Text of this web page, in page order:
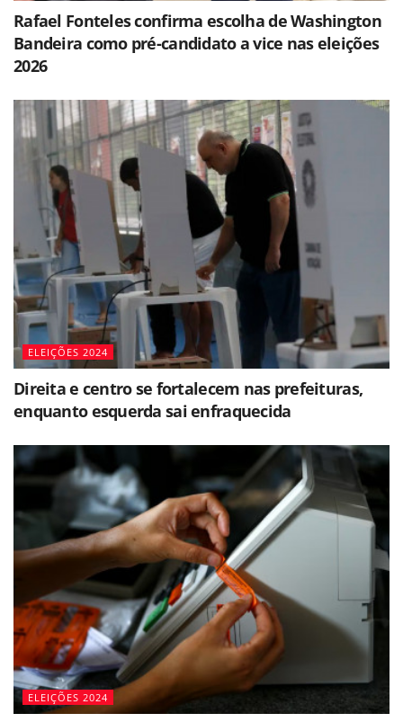
Rafael Fonteles confirma escolha de Washington
Bandeira como pré-candidato a vice nas eleições
2026
ELEIÇÕES 2024
Direita e centro se fortalecem nas prefeituras,
enquanto esquerda sai enfraquecida
ELEIÇÕES 2024